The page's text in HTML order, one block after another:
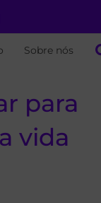
Sobre nós
para
vida